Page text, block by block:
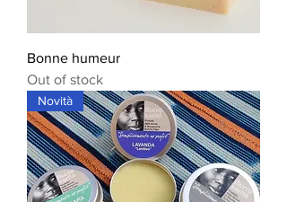
Bonne humeur
Out of stock
Novità